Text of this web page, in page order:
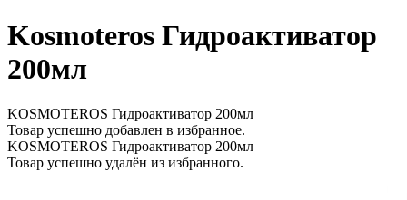
Kosmoteros Гидроактиватор
200мл
KOSMOTEROS Гидроактиватор 200мл
Товар успешно добавлен в избранное.
KOSMOTEROS Гидроактиватор 200мл
Товар успешно удалён из избранного.